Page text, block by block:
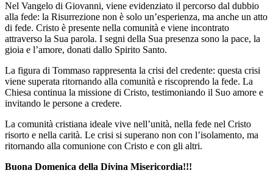
Nel Vangelo di Giovanni, viene evidenziato il percorso dal dubbio
alla fede: la Risurrezione non è solo un’esperienza, ma anche un atto
di fede. Cristo è presente nella comunità e viene incontrato
attraverso la Sua parola. I segni della Sua presenza sono la pace, la
gioia e l’amore, donati dallo Spirito Santo.
La figura di Tommaso rappresenta la crisi del credente: questa crisi
viene superata ritornando alla comunità e riscoprendo la fede. La
Chiesa continua la missione di Cristo, testimoniando il Suo amore e
invitando le persone a credere.
La comunità cristiana ideale vive nell’unità, nella fede nel Cristo
risorto e nella carità. Le crisi si superano non con l’isolamento, ma
ritornando alla comunione con Cristo e con gli altri.
Buona Domenica della Divina Misericordia!!!